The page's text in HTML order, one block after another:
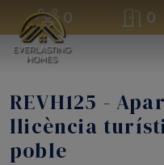
0 0
REVH125 -
llicència
poble